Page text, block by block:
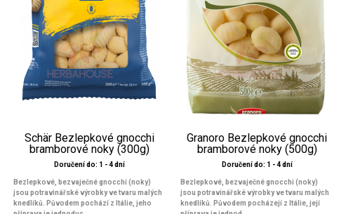
Schär Bezlepkové gnocchi
bramborové noky (300g)
Doručení do: 1 - 4 dní
Bezlepkové, bezvaječné gnocchi (noky)
jsou potravinářské výrobky ve tvaru malých
knedlíků. Původem pochází z Itálie, jeho
Granoro Bezlepkové gnocchi
bramborové noky (500g)
Doručení do: 1 - 4 dní
Bezlepkové, bezvaječné gnocchi (noky)
jsou potravinářské výrobky ve tvaru malých
knedlíků. Původem pocházejí z Itálie, její